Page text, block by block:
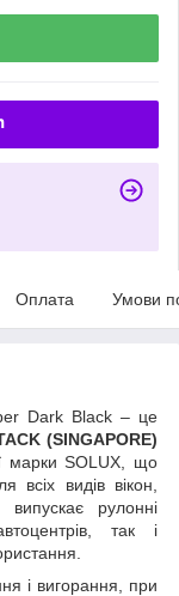
Оплата Умови
Dark Black – це
(SINGAPORE)
маркиSOLUX, що
всіх видів вікон,
випускає рулонні
так і
і вигорання, при